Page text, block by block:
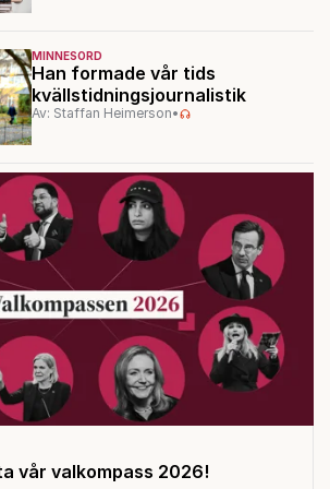
MINNESORD
Han formade vår tids
kvällstidningsjournalistik
Av: Staffan Heimerson•
vår valkompass 2026!